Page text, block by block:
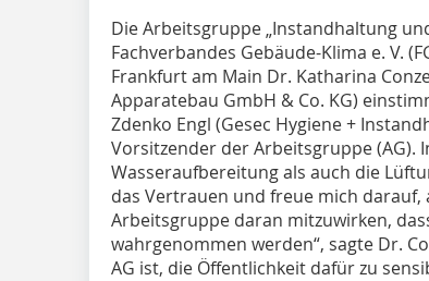
Die Arbeitsgruppe „Instandhaltung
Fachverbandes Gebäude-Klima e. V.
Frankfurt am Main Dr. Katharina
Apparatebau GmbH & Co. KG)
Zdenko Engl (Gesec Hygiene +
Vorsitzender der Arbeitsgruppe (AG).
Wasseraufbereitung als auch die
das Vertrauen und freue mich
Arbeitsgruppe daran mitzuwirken,
wahrgenommen werden“, sagte Dr.
AG ist, die Öffentlichkeit dafür zu